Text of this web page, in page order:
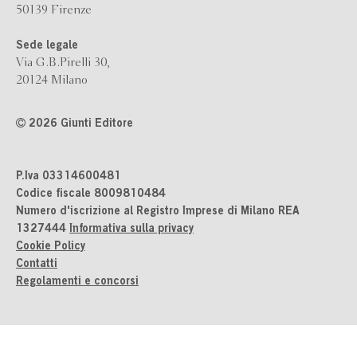
50139 Firenze
Sede legale
Via G.B.Pirelli 30,
20124 Milano
2026 Giunti Editore
P.Iva 03314600481
Codice fiscale 8009810484
Numero d'iscrizione al Registro Imprese di Milano REA
1327444 Informativa sulla privacy
Cookie Policy
Contatti
Regolamenti e concorsi